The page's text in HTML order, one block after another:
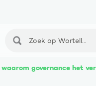
Zoeken
governance het